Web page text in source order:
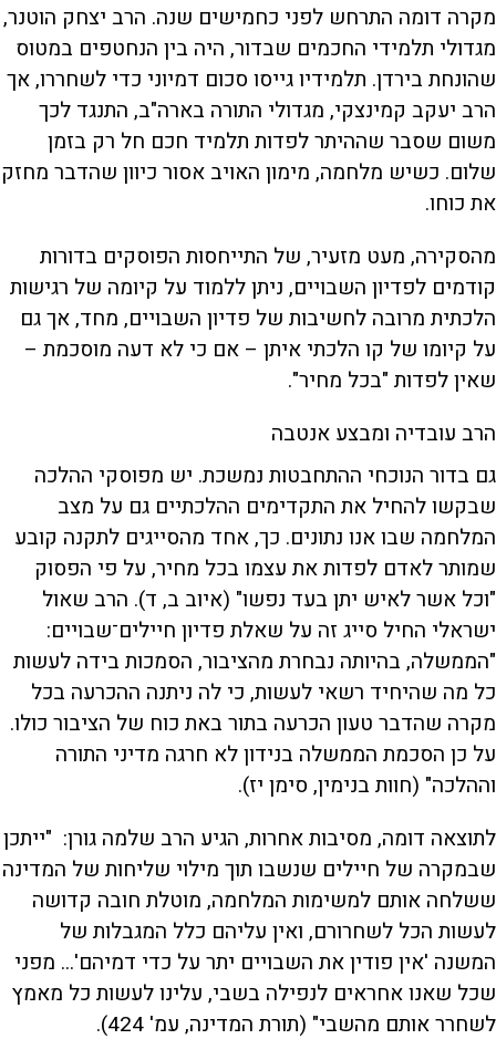
מקרה דומה התרחש לפני כחמישים שנה. הרב יצחק הוטנר,
מגדולי תלמידי החכמים שבדור, היה בין הנחטפים במטוס
שהונחת בירדן. תלמידיו גייסו סכום דמיוני כדי לשחררו, אך
הרב יעקב קמינצקי, מגדולי התורה בארה"ב, התנגד לכך
משום שסבר שההיתר לפדות תלמיד חכם חל רק בזמן
שלום. כשיש מלחמה, מימון האויב אסור כיוון שהדבר מחזק
את כוחו.
מהסקירה, מעט מזעיר, של התייחסות הפוסקים בדורות
קודמים לפדיון השבויים, ניתן ללמוד על קיומה של רגישות
הלכתית מרובה לחשיבות של פדיון השבויים, מחד, אך גם
על קיומו של קו הלכתי איתן – אם כי לא דעה מוסכמת –
שאין לפדות "בכל מחיר".
הרב עובדיה ומבצע אנטבה
גם בדור הנוכחי ההתחבטות נמשכת. יש מפוסקי ההלכה
שבקשו להחיל את התקדימים ההלכתיים גם על מצב
המלחמה שבו אנו נתונים. כך, אחד מהסייגים לתקנה קובע
שמותר לאדם לפדות את עצמו בכל מחיר, על פי הפסוק
"וכל אשר לאיש יתן בעד נפשו" (איוב ב, ד). הרב שאול
ישראלי החיל סייג זה על שאלת פדיון חיילים־שבויים:
"הממשלה, בהיותה נבחרת מהציבור, הסמכות בידה לעשות
כל מה שהיחיד רשאי לעשות, כי לה ניתנה ההכרעה בכל
מקרה שהדבר טעון הכרעה בתור באת כוח של הציבור כולו.
על כן הסכמת הממשלה בנידון לא חרגה מדיני התורה
וההלכה" (חוות בנימין, סימן יז).
לתוצאה דומה, מסיבות אחרות, הגיע הרב שלמה גורן: "ייתכן
שבמקרה של חיילים שנשבו תוך מילוי שליחות של המדינה
ששלחה אותם למשימות המלחמה, מוטלת חובה קדושה
לעשות הכל לשחרורם, ואין עליהם כלל המגבלות של
המשנה 'אין פודין את השבויים יתר על כדי דמיהם'... מפני
שכל שאנו אחראים לנפילה בשבי, עלינו לעשות כל מאמץ
לשחרר אותם מהשבי" (תורת המדינה, עמ' 424).